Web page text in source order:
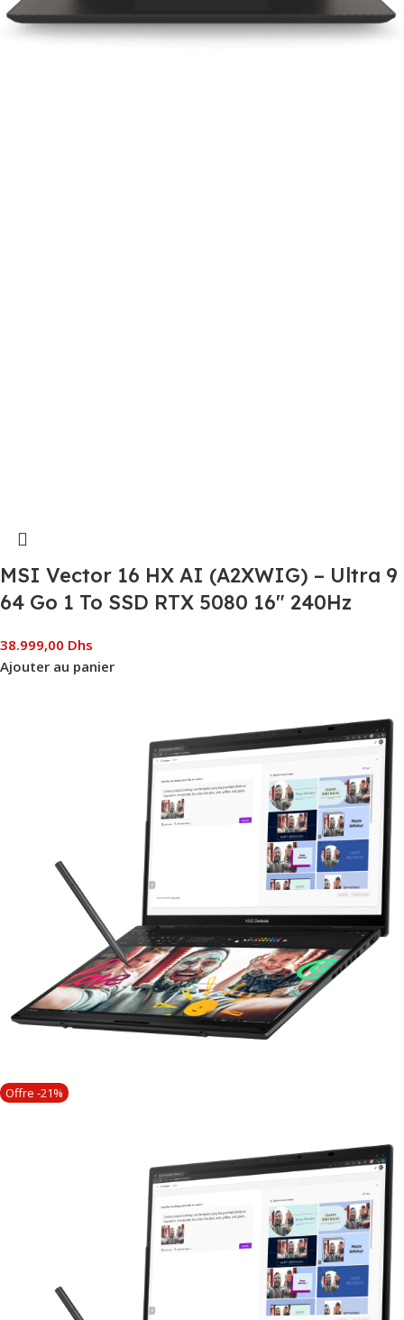
MSI Vector 16 HX AI (A2XWIG) – Ultra 9
64 Go 1 To SSD RTX 5080 16″ 240Hz
38.999,00 Dhs
Ajouter au panier
Offre -21%